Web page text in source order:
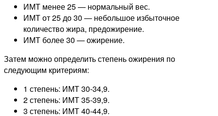
ИМТ менее 25 — нормальный вес.
ИМТ от 25 до 30 — небольшое избыточное
количество жира, предожирение.
ИМТ более 30 — ожирение.
Затем можно определить степень ожирения по
следующим критериям:
1 степень: ИМТ 30-34,9.
2 степень: ИМТ 35-39,9.
3 степень: ИМТ 40-44,9.